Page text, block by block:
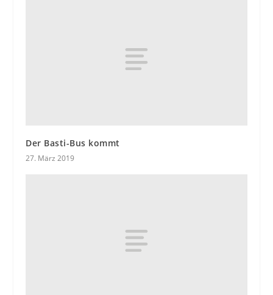
Der Basti-Bus kommt
27. März 2019